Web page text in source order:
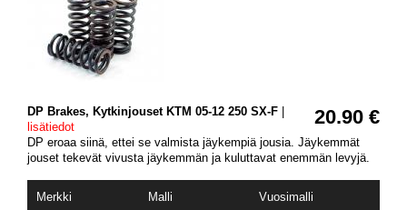
20.90 €
DP Brakes, Kytkinjouset KTM 05-12 250 SX-F
lisätiedot
DP eroaa siinä, ettei se valmista jäykempiä jousia. Jäykemmät
jouset tekevät vivusta jäykemmän ja kuluttavat enemmän levyjä.
Merkki Malli
Vuosimalli